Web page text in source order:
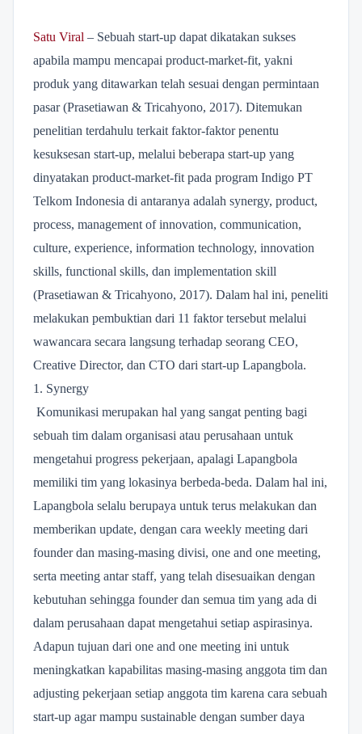
Satu Viral – Sebuah start-up dapat dikatakan sukses
apabila mampu mencapai product-market-fit, yakni
produk yang ditawarkan telah sesuai dengan permintaan
pasar (Prasetiawan & Tricahyono, 2017). Ditemukan
penelitian terdahulu terkait faktor-faktor penentu
kesuksesan start-up, melalui beberapa start-up yang
dinyatakan product-market-fit pada program Indigo PT
Telkom Indonesia di antaranya adalah synergy, product,
process, management of innovation, communication,
culture, experience, information technology, innovation
skills, functional skills, dan implementation skill
(Prasetiawan & Tricahyono, 2017). Dalam hal ini, peneliti
melakukan pembuktian dari 11 faktor tersebut melalui
wawancara secara langsung terhadap seorang CEO,
Creative Director, dan CTO dari start-up Lapangbola.
1. Synergy
Komunikasi merupakan hal yang sangat penting bagi
sebuah tim dalam organisasi atau perusahaan untuk
mengetahui progress pekerjaan, apalagi Lapangbola
memiliki tim yang lokasinya berbeda-beda. Dalam hal ini,
Lapangbola selalu berupaya untuk terus melakukan dan
memberikan update, dengan cara weekly meeting dari
founder dan masing-masing divisi, one and one meeting,
serta meeting antar staff, yang telah disesuaikan dengan
kebutuhan sehingga founder dan semua tim yang ada di
dalam perusahaan dapat mengetahui setiap aspirasinya.
Adapun tujuan dari one and one meeting ini untuk
meningkatkan kapabilitas masing-masing anggota tim dan
adjusting pekerjaan setiap anggota tim karena cara sebuah
start-up agar mampu sustainable dengan sumber daya